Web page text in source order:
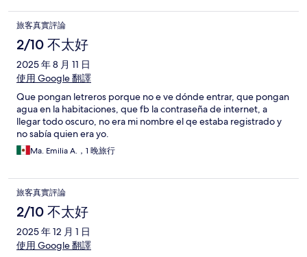
旅客真實評論
2/10 不太好
2025 年 8 月 11 日
使用 Google 翻譯
Que pongan letreros porque no e ve dónde entrar, que pongan
agua en la habitaciones, que fb la contraseña de internet, a
llegar todo oscuro, no era mi nombre el qe estaba registrado y
no sabía quien era yo.
Ma. Emilia A.，1 晚旅行
旅客真實評論
2/10 不太好
2025 年 12 月 1 日
使用 Google 翻譯